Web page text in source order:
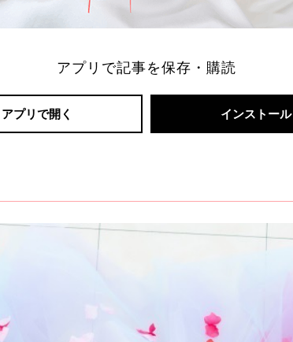
アプリで記事を保存・購読
アプリで開く インストール